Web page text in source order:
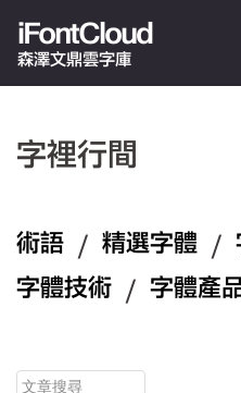
iFontCloud
森澤文鼎雲字庫
字裡行間
術語 / 精選字體 /
字體技術 / 字體產